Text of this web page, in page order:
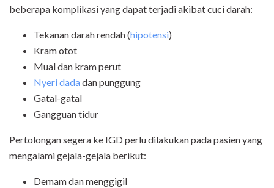
beberapa komplikasi yang dapat terjadi akibat cuci darah:
Tekanan darah rendah(hipotensi)
Kram otot
Mual dan kram perut
Nyeri dadadan punggung
Gatal-gatal
Gangguan tidur
Pertolongan segera ke IGD perlu dilakukan pada pasien yang
mengalami gejala-gejala berikut:
Demamdanmenggigil